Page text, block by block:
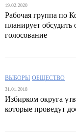
19.02.2020
Рабочая группа по
планирует обсудить
голосование
ВЫБОРЫ ОБЩЕСТВО
31.01.2018
Избирком округа
которые проведут